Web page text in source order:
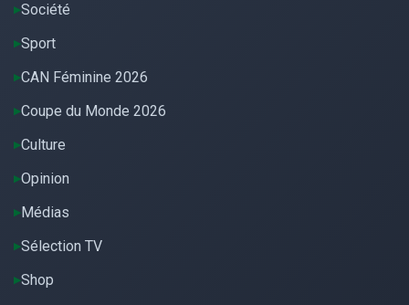
Société
Sport
CAN Féminine 2026
Coupe du Monde 2026
Culture
Opinion
Médias
Sélection TV
Shop